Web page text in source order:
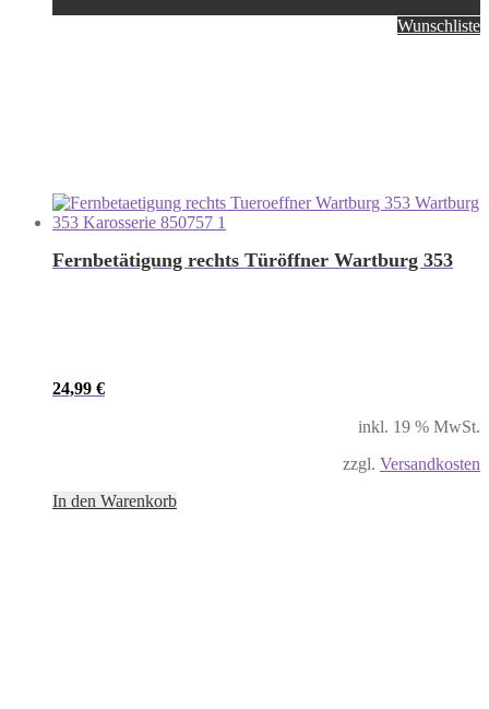
Wunschliste
Fernbetätigung rechts Türöffner Wartburg 353
24,99 €
inkl. 19 % MwSt.
zzgl. Versandkosten
In den Warenkorb